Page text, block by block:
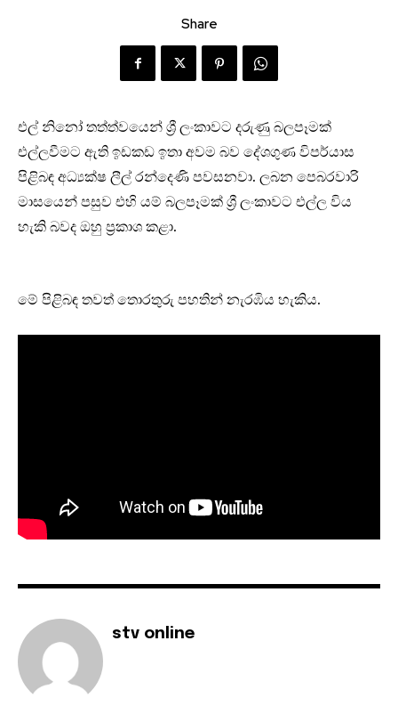
Share
එල් නිනෝ තත්ත්වයෙන් ශ්‍රී ලංකාවට දරුණු බලපෑමක්
එල්ලවීමට ඇති ඉඩකඩ ඉතා අවම බව දේශගුණ විපර්යාස
පිළිබඳ අධ්‍යක්ෂ ලීල් රන්දෙණි පවසනවා. ලබන පෙබරවාරි
මාසයෙන් පසුව එහි යම් බලපෑමක් ශ්‍රී ලංකාවට එල්ල විය
හැකි බවද ඔහු ප්‍රකාශ කළා.
මේ පිළිබඳ තවත් තොරතුරු පහතින් නැරඹිය හැකිය.
stv online